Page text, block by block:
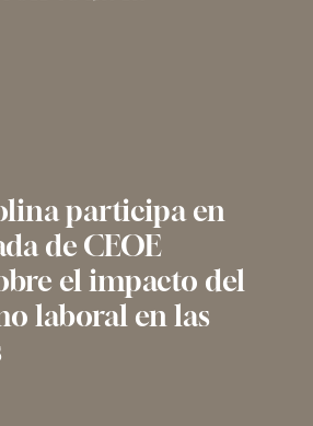
participa en
de CEOE
el impacto del
laboral en las